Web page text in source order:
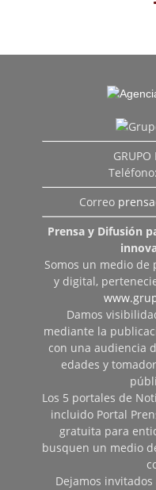
GRUPO
Correo
Prensa y Difusión
Somos un medio de
y digital,
Damos
mediante la
con una audiencia
edades y
Los 5 portales de
incluido Portal
gratuita para
busquen un medio
Dejamos